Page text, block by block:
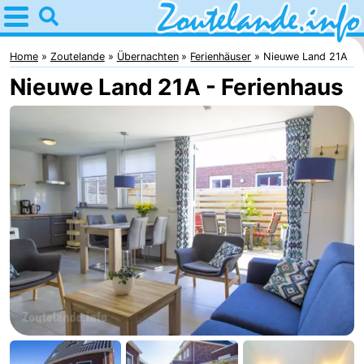
Home
Zoutelande
Tipps
Für
kindern
Webcam
Webcam
Langstraat
Webcam
Strand
Übernachten
Appartements
-
Home Zoutelande Übernachten Ferienhäuser Nieuwe Land 21A
Nieuwe Land 21A - Ferienhaus